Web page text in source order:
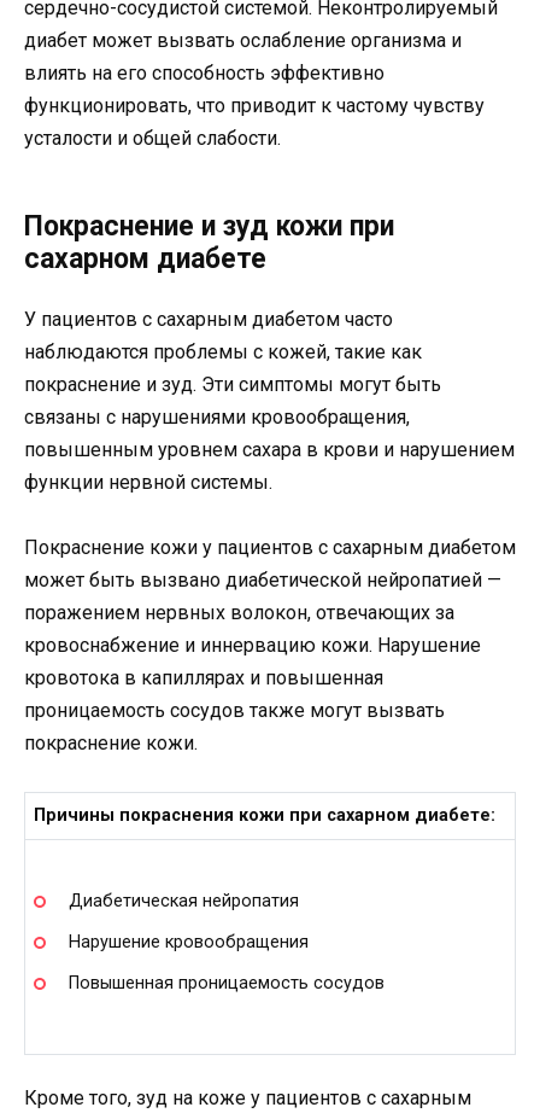
сердечно-сосудистой системой. Неконтролируемый
диабет может вызвать ослабление организма и
влиять на его способность эффективно
функционировать, что приводит к частому чувству
усталости и общей слабости.
Покраснение и зуд кожи при
сахарном диабете
У пациентов с сахарным диабетом часто
наблюдаются проблемы с кожей, такие как
покраснение и зуд. Эти симптомы могут быть
связаны с нарушениями кровообращения,
повышенным уровнем сахара в крови и нарушением
функции нервной системы.
Покраснение кожи у пациентов с сахарным диабетом
может быть вызвано диабетической нейропатией —
поражением нервных волокон, отвечающих за
кровоснабжение и иннервацию кожи. Нарушение
кровотока в капиллярах и повышенная
проницаемость сосудов также могут вызвать
покраснение кожи.
Причины покраснения кожи при сахарном диабете:
Диабетическая нейропатия
Нарушение кровообращения
Повышенная проницаемость сосудов
Кроме того, зуд на коже у пациентов с сахарным